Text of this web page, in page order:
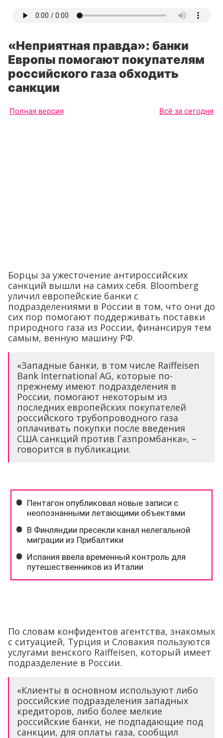
«Неприятная правда»: банки
Европы помогают покупателям
российского газа обходить
санкции
Полная версия Всё за сегодня
Борцы за ужесточение антироссийских
санкций вышли на самих себя. Bloomberg
уличил европейские банки с
подразделениями в России в том, что они до
сих пор помогают поддерживать поставки
природного газа из России, финансируя тем
самым, венную машину РФ.
«Западные банки, в том числе Raiffeisen
Bank International AG, которые по-
прежнему имеют подразделения в
России, помогают некоторым из
последних европейских покупателей
российского трубопроводного газа
оплачивать покупки после введения
США санкций против Газпромбанка», –
говорится в публикации.
По словам конфидентов агентства, знакомых
с ситуацией, Турция и Словакия пользуются
услугами венского Raiffeisen, который имеет
подразделение в России.
«Клиенты в основном используют либо
российские подразделения западных
кредиторов, либо более мелкие
российские банки, не подпадающие под
санкции, для оплаты газа, сообщил